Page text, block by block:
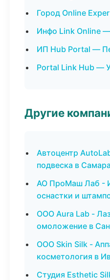
Город Online
Инфо Link Online
ИП Hub Portal —
Portal Link Hub —
Другие
Автоцентр
подвеска в Самара
АО ПроМаш Лаб -
оснастки и
ООО Aura Lab -
омоложение в
ООО Skin Silk -
косметология в
Студия Esthetic